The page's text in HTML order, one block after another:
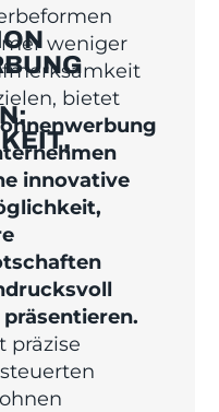
weniger
bietet
innovative
präsentieren.
präzise